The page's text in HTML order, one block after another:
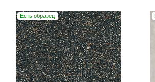
Есть образец